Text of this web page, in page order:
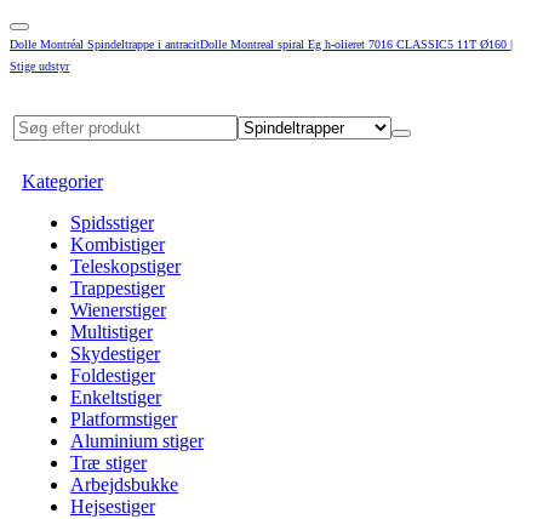
Dolle Montréal Spindeltrappe i antracitDolle Montreal spiral Eg h-olieret 7016 CLASSIC5 11T Ø160 |
Stige udstyr
Kategorier
Spidsstiger
Kombistiger
Teleskopstiger
Trappestiger
Wienerstiger
Multistiger
Skydestiger
Foldestiger
Enkeltstiger
Platformstiger
Aluminium stiger
Træ stiger
Arbejdsbukke
Hejsestiger